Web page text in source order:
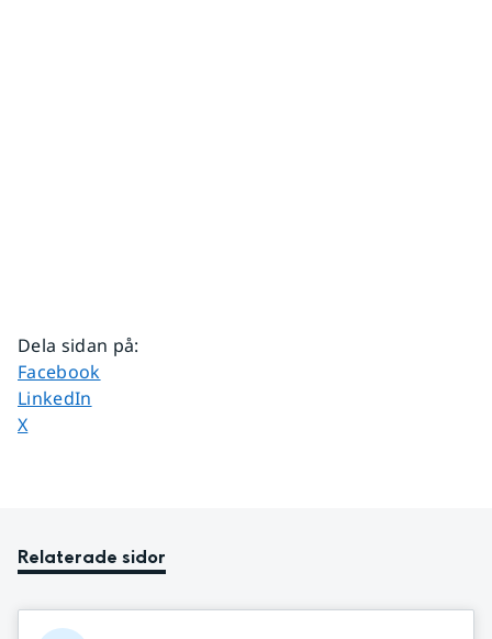
Dela sidan på:
Dela sidan på
Facebook
Dela sidan på
LinkedIn
Dela sidan på
X
Relaterade sidor